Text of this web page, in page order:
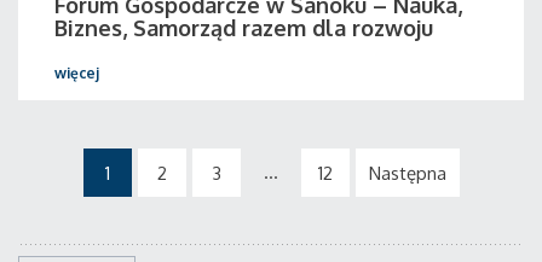
Biznes, Samorząd razem dla rozwoju
więcej
1 2 3 ... 12 Następna